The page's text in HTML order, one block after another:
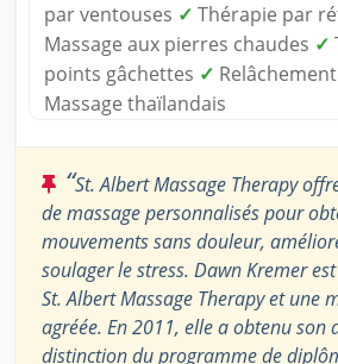
par ventouses ✓ Thérapie par
Massage aux pierres chaudes ✓
points gâchettes ✓
Massage thaïlandais
“St. Albert Massage Therapy
de massage personnalisés pour
mouvements sans douleur,
soulager le stress. Dawn Kremer
St. Albert Massage Therapy et une
agréée. En 2011, elle a obtenu son
distinction du programme de